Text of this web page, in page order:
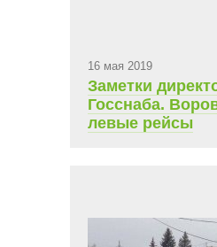
16 мая 2019
Заметки
Госснаба.
левые рейсы